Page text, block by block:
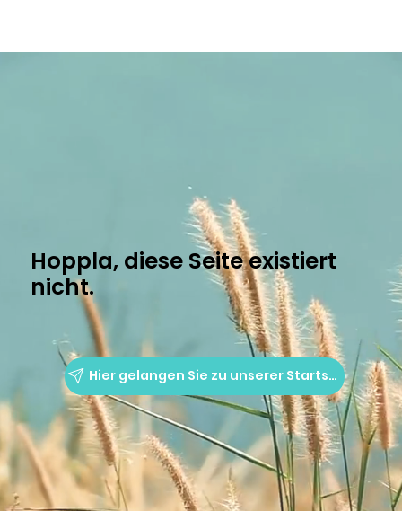
Hoppla, diese Seite existiert
nicht.
Hier gelangen Sie zu unserer Startseite